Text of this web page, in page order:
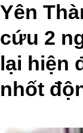
Yên
cứu 2
lại hiện
nhốt